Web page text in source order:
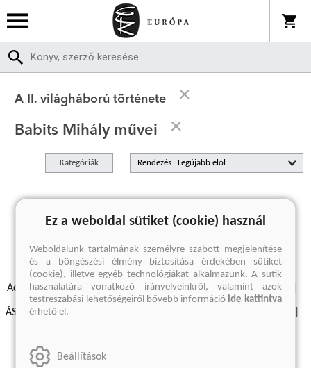
A II. világháború története
Babits Mihály művei
Kategóriák Rendezés
A keresett kifejezésre nincs találat
Adatvédelmi szabályzatok Elállási felmondási nyilatkozat
ÁSZF - Vásárlási feltételek
Ez a weboldal sütiket (cookie) használ
Weboldalunk tartalmának személyre szabott megjelenítése
és a böngészési élmény biztosítása érdekében sütiket
(cookie), illetve egyéb technológiákat alkalmazunk. A sütik
használatára vonatkozó irányelveinkről, valamint azok
testreszabási lehetőségeiről bővebb információide kattintva
érhető el.
Beállítások